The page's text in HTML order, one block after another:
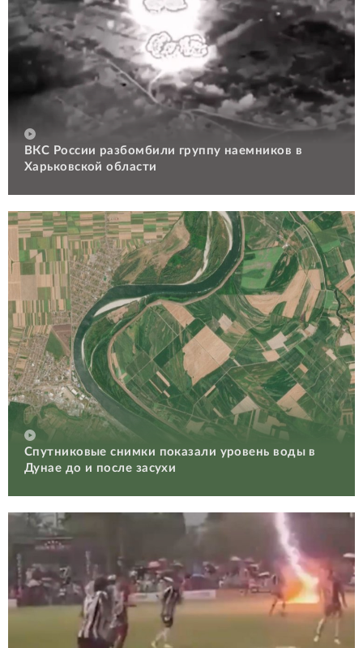
ВКС России разбомбили группу наемников в
Харьковской области
Спутниковые снимки показали уровень воды в
Дунае до и после засухи